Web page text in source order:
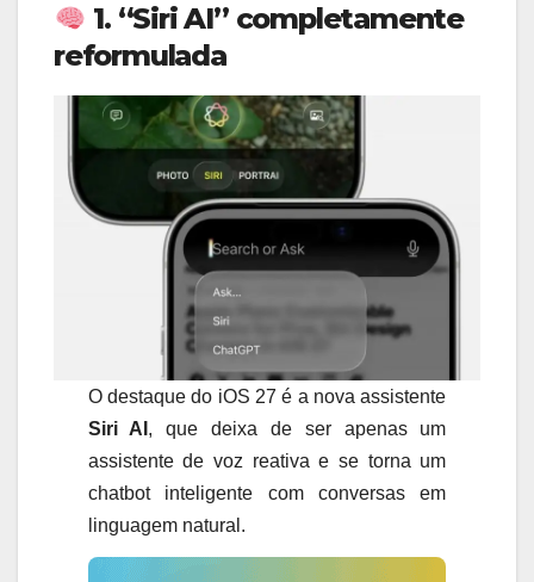
1. “Siri AI” completamente
reformulada
O destaque do iOS 27 é a nova assistente
Siri AI , que deixa de ser apenas um
assistente de voz reativa e se torna um
chatbot inteligente com conversas em
linguagem natural.